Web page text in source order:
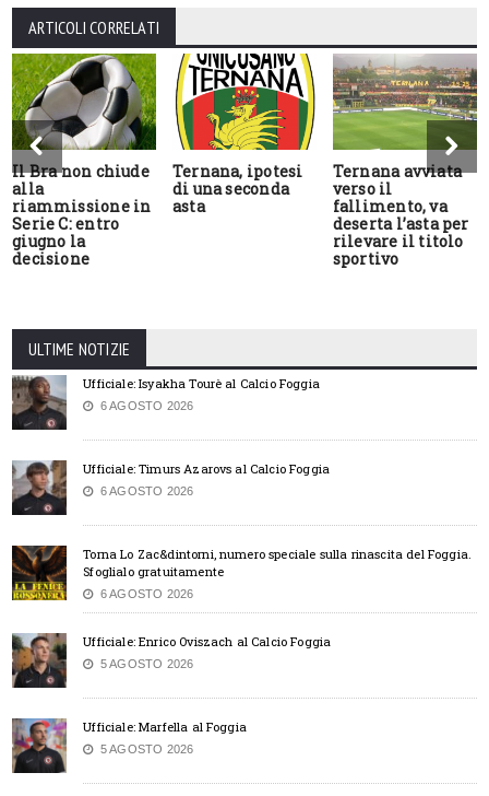
ARTICOLI CORRELATI
Il Bra non chiude
alla
riammissione in
Serie C: entro
giugno la
decisione
Ternana, ipotesi
di una seconda
asta
Ternana avviata
verso il
fallimento, va
deserta l’asta per
rilevare il titolo
sportivo
ULTIME NOTIZIE
Ufficiale: Isyakha Tourè al Calcio Foggia
6 AGOSTO 2026
Ufficiale: Timurs Azarovs al Calcio Foggia
6 AGOSTO 2026
Torna Lo Zac&dintorni, numero speciale sulla rinascita del Foggia.
Sfoglialo gratuitamente
6 AGOSTO 2026
Ufficiale: Enrico Oviszach al Calcio Foggia
5 AGOSTO 2026
Ufficiale: Marfella al Foggia
5 AGOSTO 2026